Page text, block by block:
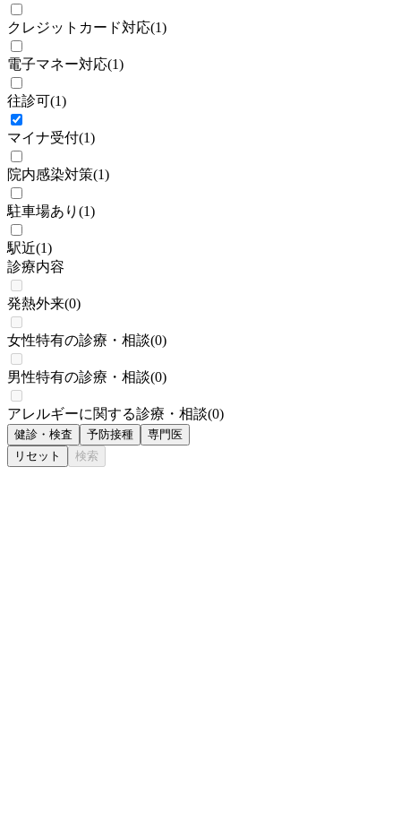
クレジットカード対応(1)
電子マネー対応(1)
往診可(1)
マイナ受付(1)
院内感染対策(1)
駐車場あり (1)
駅近(1)
診療内容
発熱外来(0)
女性特有の診療・相談(0)
男性特有の診療・相談(0)
アレルギーに関する診療・相談(0)
健診・検査 予防接種
専門医
リセット
検索